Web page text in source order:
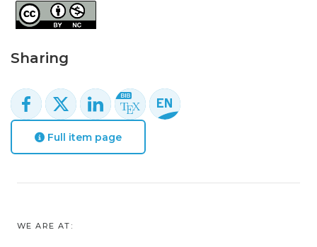
Sharing
Full item page
WE ARE AT: